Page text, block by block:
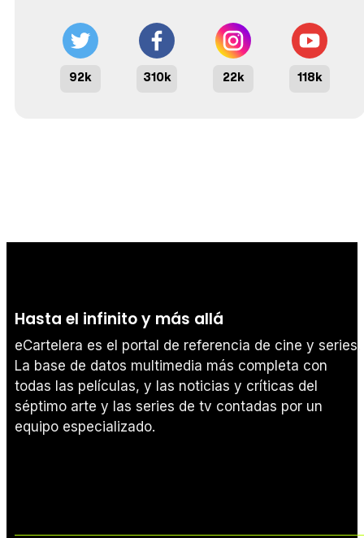
92k 310k 22k 118k
Hasta el infinito y más allá
eCartelera es el portal de referencia de cine y series.
La base de datos multimedia más completa con
todas las películas, y las noticias y críticas del
séptimo arte y las series de tv contadas por un
equipo especializado.